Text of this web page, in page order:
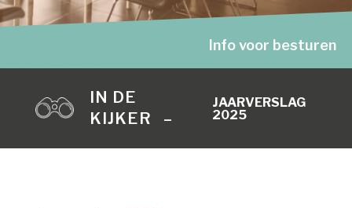
Info voor besturen
IN DE
KIJKER –
JAARVERSLAG
2025